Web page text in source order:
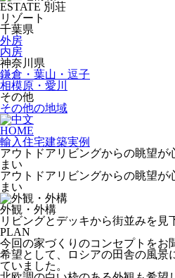
ESTATE 別荘
リゾート
千葉県
外房
内房
神奈川県
鎌倉・葉山・逗子
相模原・愛川
その他
その他の地域
HOME
輸入住宅建築実例
アウトドアリビングからの眺望が
まい
アウトドアリビングからの眺望が
まい
外観・外構
リビングとデッキから街並みを見
PLAN
今回の家づくりのコンセプトをお
希望として、ロシアの田舎の風景
ていました。